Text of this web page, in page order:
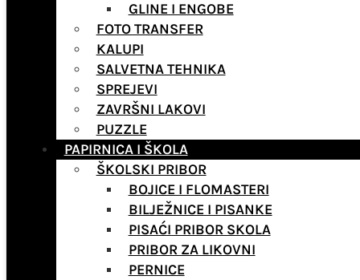
GLINE I ENGOBE
FOTO TRANSFER
KALUPI
SALVETNA TEHNIKA
SPREJEVI
ZAVRŠNI LAKOVI
PUZZLE
PAPIRNICA I ŠKOLA
ŠKOLSKI PRIBOR
BOJICE I FLOMASTERI
BILJEŽNICE I PISANKE
PISAĆI PRIBOR SKOLA
PRIBOR ZA LIKOVNI
PERNICE